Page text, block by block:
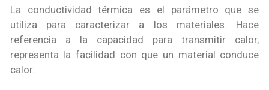
La conductividad térmica es el parámetro que se
utiliza para caracterizar a los materiales. Hace
referencia a la capacidad para transmitir calor,
representa la facilidad con que un material conduce
calor.